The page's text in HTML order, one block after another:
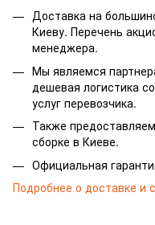
Доставка на
Киеву. Перечень
менеджера.
Мы являемся
дешевая логистика
услуг перевозчика.
Также
сборке в Киеве.
Официальная
Подробнее о доставке и